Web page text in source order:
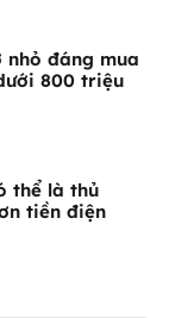
nhỏ đáng mua
800 triệu
thể là thủ
tiền điện